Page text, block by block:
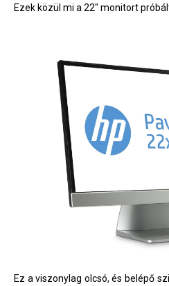
Ezek közül mi a 22" monitort
Ez a viszonylag olcsó, és belépő